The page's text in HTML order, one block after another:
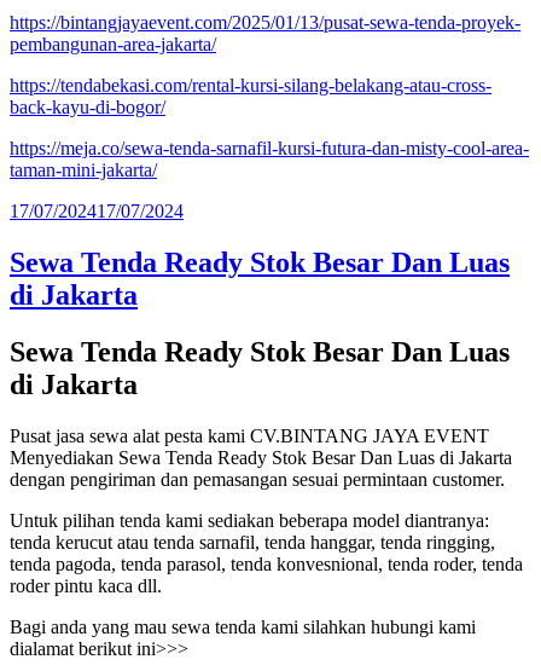
https://bintangjayaevent.com/2025/01/13/pusat-sewa-tenda-proyek-
pembangunan-area-jakarta/
https://tendabekasi.com/rental-kursi-silang-belakang-atau-cross-
back-kayu-di-bogor/
https://meja.co/sewa-tenda-sarnafil-kursi-futura-dan-misty-cool-area-
taman-mini-jakarta/
Diposkan
17/07/202417/07/2024
Sewa Tenda Ready Stok Besar Dan Luas
di Jakarta
Sewa Tenda Ready Stok Besar Dan Luas
di Jakarta
Pusat jasa sewa alat pesta kami CV.BINTANG JAYA EVENT
Menyediakan Sewa Tenda Ready Stok Besar Dan Luas di Jakarta
dengan pengiriman dan pemasangan sesuai permintaan customer.
Untuk pilihan tenda kami sediakan beberapa model diantranya:
tenda kerucut atau tenda sarnafil, tenda hanggar, tenda ringging,
tenda pagoda, tenda parasol, tenda konvesnional, tenda roder, tenda
roder pintu kaca dll.
Bagi anda yang mau sewa tenda kami silahkan hubungi kami
dialamat berikut ini>>>